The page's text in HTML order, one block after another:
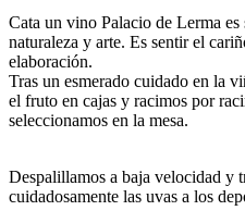
Cata un vino Palacio de Lerma es
naturaleza y arte. Es sentir el
elaboración.
Tras un esmerado cuidado en la
el fruto en cajas y racimos por
seleccionamos en la mesa.
Despalillamos a baja velocidad y
cuidadosamente las uvas a los